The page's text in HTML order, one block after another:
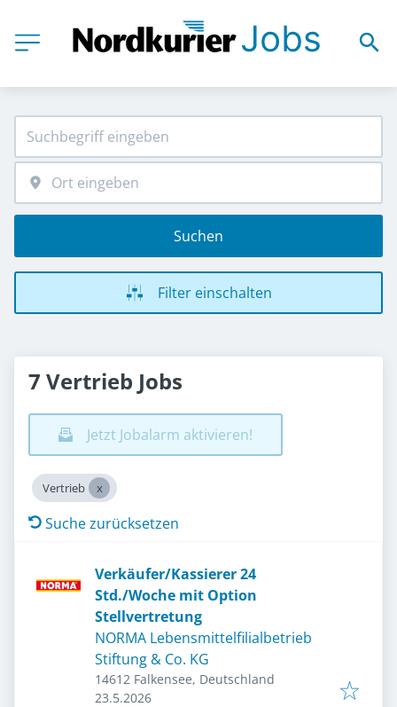
Suchen
Filter einschalten
7 Vertrieb Jobs
Jetzt Jobalarm aktivieren!
Vertrieb
Suche zurücksetzen
Verkäufer/Kassierer 24
Std./Woche mit Option
Stellvertretung
NORMA Lebensmittelfilialbetrieb
Stiftung & Co. KG
14612 Falkensee, Deutschland
Veröffentlicht
23.5.2026